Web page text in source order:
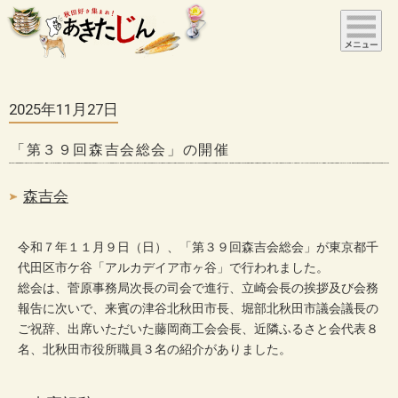
2025年11月27日
「第３９回森吉会総会」の開催
森吉会
令和７年１１月９日（日）、「第３９回森吉会総会」が東京都千
代田区市ケ谷「アルカデイア市ヶ谷」で行われました。
総会は、菅原事務局次長の司会で進行、立崎会長の挨拶及び会務
報告に次いで、来賓の津谷北秋田市長、堀部北秋田市議会議長の
ご祝辞、出席いただいた藤岡商工会会長、近隣ふるさと会代表８
名、北秋田市役所職員３名の紹介がありました。